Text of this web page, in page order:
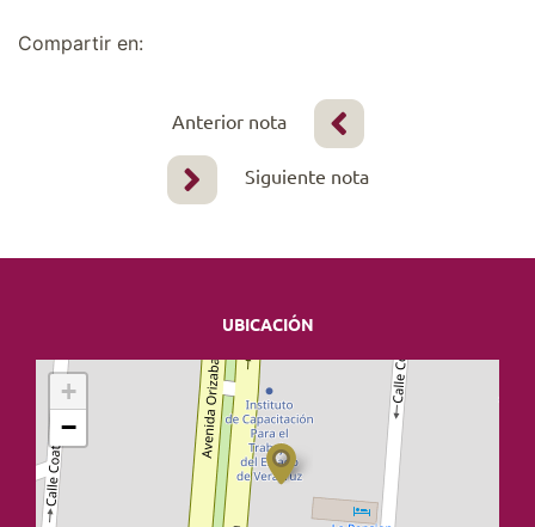
Compartir en:
Anterior nota
Siguiente nota
UBICACIÓN
+
−